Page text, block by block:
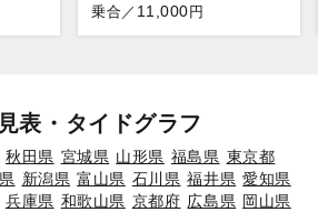
乗合／ 11,000円
表・タイドグラフ
秋田県 宮城県 山形県 福島県 東京都
新潟県 富山県 石川県 福井県 愛知県
兵庫県 和歌山県 京都府 広島県 岡山県